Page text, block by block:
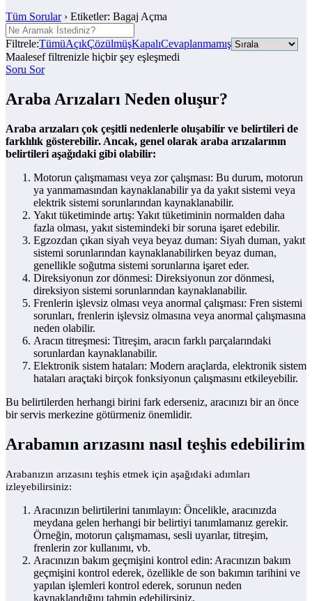
Tüm Sorular› Etiketler: Bagaj Açma
Filtrele:TümüAçıkÇözülmüşKapalıCevaplanmamış
Maalesef filtrenizle hiçbir şey eşleşmedi
Soru Sor
Araba Arızaları Neden oluşur?
Araba arızaları çok çeşitli nedenlerle oluşabilir ve belirtileri de
farklılık gösterebilir. Ancak, genel olarak araba arızalarının
belirtileri aşağıdaki gibi olabilir:
Motorun çalışmaması veya zor çalışması: Bu durum, motorun
ya yanmamasından kaynaklanabilir ya da yakıt sistemi veya
elektrik sistemi sorunlarından kaynaklanabilir.
Yakıt tüketiminde artış: Yakıt tüketiminin normalden daha
fazla olması, yakıt sistemindeki bir soruna işaret edebilir.
Egzozdan çıkan siyah veya beyaz duman: Siyah duman, yakıt
sistemi sorunlarından kaynaklanabilirken beyaz duman,
genellikle soğutma sistemi sorunlarına işaret eder.
Direksiyonun zor dönmesi: Direksiyonun zor dönmesi,
direksiyon sistemi sorunlarından kaynaklanabilir.
Frenlerin işlevsiz olması veya anormal çalışması: Fren sistemi
sorunları, frenlerin işlevsiz olmasına veya anormal çalışmasına
neden olabilir.
Aracın titreşmesi: Titreşim, aracın farklı parçalarındaki
sorunlardan kaynaklanabilir.
Elektronik sistem hataları: Modern araçlarda, elektronik sistem
hataları araçtaki birçok fonksiyonun çalışmasını etkileyebilir.
Bu belirtilerden herhangi birini fark ederseniz, aracınızı bir an önce
bir servis merkezine götürmeniz önemlidir.
Arabamın arızasını nasıl teşhis edebilirim
Arabanızın arızasını teşhis etmek için aşağıdaki adımları
izleyebilirsiniz:
Aracınızın belirtilerini tanımlayın: Öncelikle, aracınızda
meydana gelen herhangi bir belirtiyi tanımlamanız gerekir.
Örneğin, motorun çalışmaması, sesli uyarılar, titreşim,
frenlerin zor kullanımı, vb.
Aracınızın bakım geçmişini kontrol edin: Aracınızın bakım
geçmişini kontrol ederek, özellikle de son bakımın tarihini ve
yapılan işlemleri kontrol ederek, sorunun neden
kaynaklandığını tahmin edebilirsiniz.